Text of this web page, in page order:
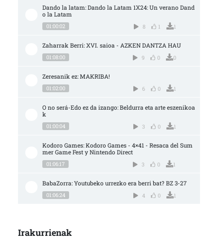
Dando la latam: Dando la Latam 1X24: Un verano Dand
o la Latam
01:00:02 8 1 1
Zaharrak Berri: XVI. saioa - AZKEN DANTZA HAU
01:08:00 9 0 0
Zeresanik ez: MAKRIBA!
01:02:00 6 0 1
O no será-Edo ez da izango: Beldurra eta arte eszenikoa
k
01:00:04 3 0 1
Kodoro Games: Kodoro Games - 4×41 - Resaca del Sum
mer Game Fest y Nintendo Direct
01:06:17 3 0 1
BabaZorra: Youtubeko urrezko era berri bat? BZ 3-27
01:06:24 4 0 1
Irakurrienak